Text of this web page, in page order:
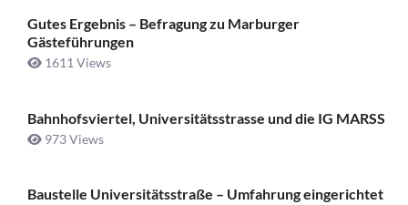
Gutes Ergebnis – Befragung zu Marburger
Gästeführungen
1611 Views
Bahnhofsviertel, Universitätsstrasse und die IG MARSS
973 Views
Baustelle Universitätsstraße ­– Umfahrung eingerichtet